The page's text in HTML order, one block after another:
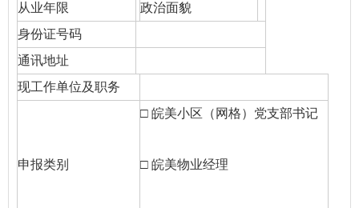
从业年限
政治面貌
身份证号码
通讯地址
现工作单位及职务
申报类别
□ 皖美小区（网格）党支部书记
□ 皖美物业经理